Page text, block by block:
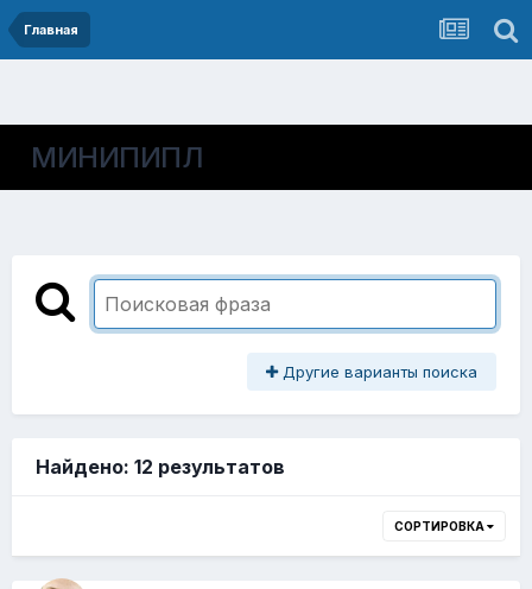
Главная
МИНИПИПЛ
Другие варианты поиска
Найдено: 12 результатов
СОРТИРОВКА